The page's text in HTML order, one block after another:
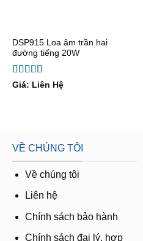
DSP915 Loa âm trần hai
đường tiếng 20W
Được xếp
Giá: Liên Hệ
VỀ CHÚNG TÔI
Về chúng tôi
Liên hệ
Chính sách bảo hành
Chính sách đại lý, hợp